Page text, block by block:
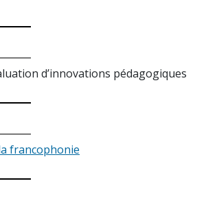
d’innovations pédagogiques
francophonie